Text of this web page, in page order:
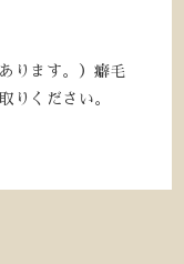
ります。）癖毛
りください。